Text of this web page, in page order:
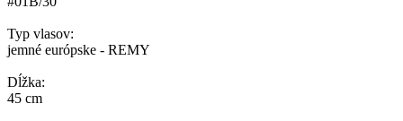
Typ vlasov:
jemné európske - REMY
Dĺžka:
45 cm